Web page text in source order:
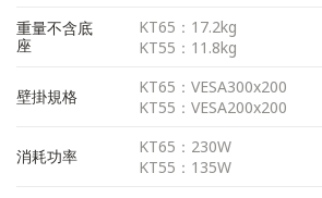
重量不含底
座
KT65：17.2kg
KT55：11.8kg
壁掛規格
KT65：VESA300x200
KT55：VESA200x200
消耗功率
KT65：230W
KT55：135W